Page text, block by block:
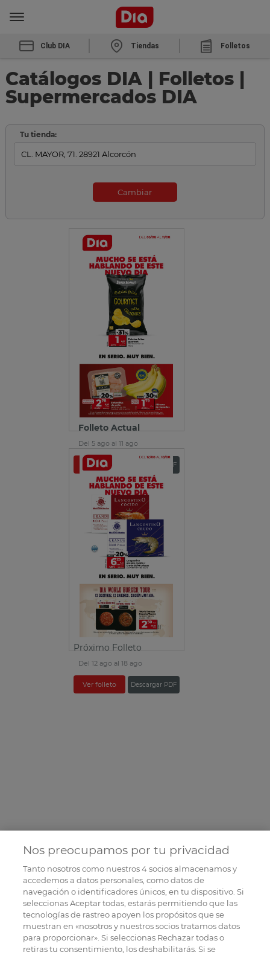
Club DIA Tiendas Folletos
Catálogos DIA | Folletos |
Supermercados DIA
Tu tienda:
Cambiar
Folleto Actual
Del 5 ago al 11 ago
Ver folleto Descargar PDF
Próximo Folleto
Del 12 ago al 18 ago
Ver folleto Descargar PDF
Nos preocupamos por tu privacidad
Tanto nosotros como nuestros4socios almacenamos y
accedemos a datos personales, como datos de
navegación o identificadores únicos, en tu dispositivo. Si
seleccionas Aceptar todas, estarás permitiendo que las
tecnologías de rastreo apoyen los propósitos que se
muestran en «nosotros y nuestros socios tratamos datos
para proporcionar». Si seleccionas Rechazar todas o
retiras tu consentimiento, los deshabilitarás. Si se